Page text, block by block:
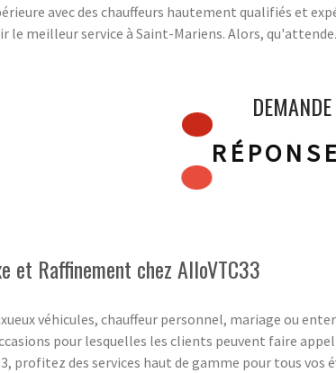
avec des chauffeurs hautement qualifiés et
le meilleur service à Saint-Mariens. Alors,
et Raffinement chez AlloVTC33
véhicules, chauffeur personnel, mariage ou
pour lesquelles les clients peuvent faire appel
profitez des services haut de gamme pour tous vos